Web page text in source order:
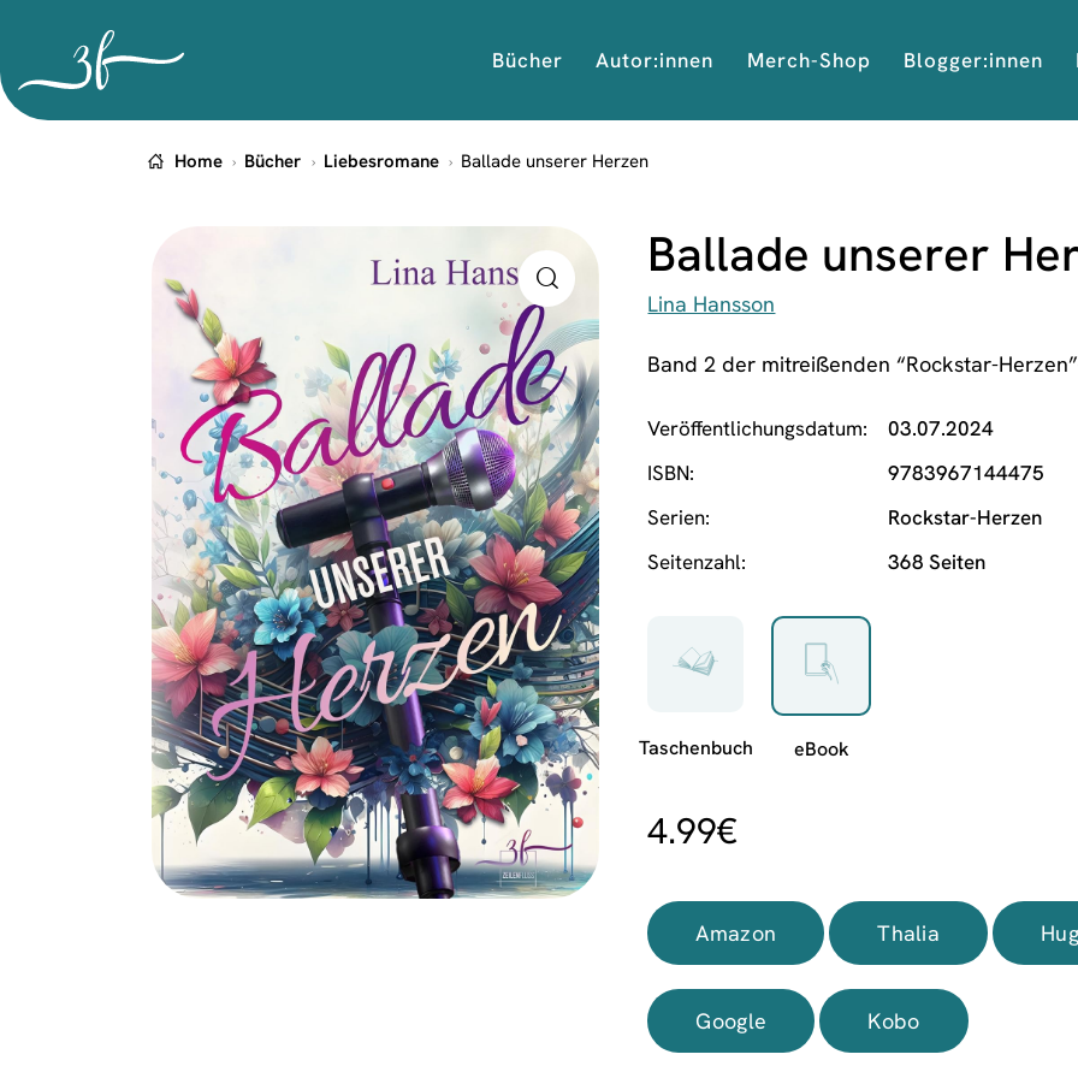
Bücher Autor:innen Merch-Shop Blogger:innen
Home Bücher Liebesromane Ballade unserer Herzen
Ballade unserer
Lina Hansson
Band 2 der mitreißenden “Rockstar-
Veröffentlichungsdatum
03.07.2024
ISBN
9783967144475
Serien
Rockstar-Herzen
Seitenzahl
368 Seiten
4.99€
Amazon Thalia
Google Kobo